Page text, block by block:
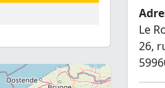
Le
26,